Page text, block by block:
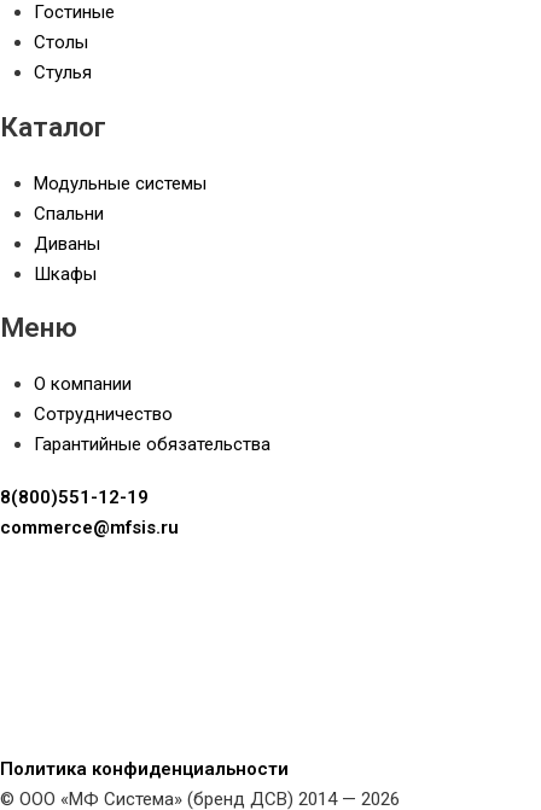
Гостиные
Столы
Стулья
Каталог
Модульные системы
Спальни
Диваны
Шкафы
Меню
О компании
Сотрудничество
Гарантийные обязательства
8(800)551-12-19
commerce@mfsis.ru
Политика конфиденциальности
© ООО «МФ Система» (бренд ДСВ) 2014 — 2026